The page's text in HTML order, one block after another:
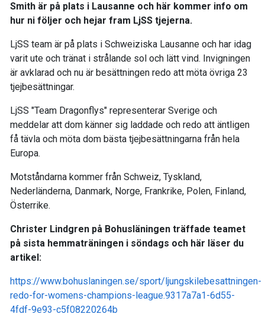
Smith är på plats i Lausanne och här kommer info om
hur ni följer och hejar fram LjSS tjejerna.
LjSS team är på plats i Schweiziska Lausanne och har idag
varit ute och tränat i strålande sol och lätt vind. Invigningen
är avklarad och nu är besättningen redo att möta övriga 23
tjejbesättningar.
LjSS "Team Dragonflys" representerar Sverige och
meddelar att dom känner sig laddade och redo att äntligen
få tävla och möta dom bästa tjejbesättningarna från hela
Europa.
Motståndarna kommer från Schweiz, Tyskland,
Nederländerna, Danmark, Norge, Frankrike, Polen, Finland,
Österrike.
Christer Lindgren på Bohusläningen träffade teamet
på sista hemmaträningen i söndags och här läser du
artikel:
https://www.bohuslaningen.se/sport/ljungskilebesattningen-
redo-for-womens-champions-league.9317a7a1-6d55-
4fdf-9e93-c5f08220264b